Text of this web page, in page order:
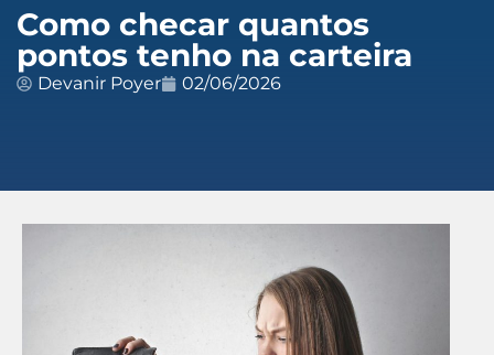
Como checar quantos
pontos tenho na carteira
Devanir Poyer 02/06/2026